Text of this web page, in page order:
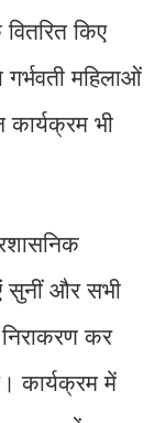
किए
गर्भवती महिलाओं
कार्यक्रम भी
सुनीं और सभी
निराकरण कर
कार्यक्रम में